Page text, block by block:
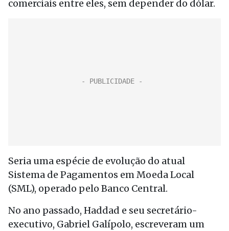
comerciais entre eles, sem depender do dólar.
Seria uma espécie de evolução do atual
Sistema de Pagamentos em Moeda Local
(SML), operado pelo Banco Central.
No ano passado, Haddad e seu secretário-
executivo, Gabriel Galípolo, escreveram um